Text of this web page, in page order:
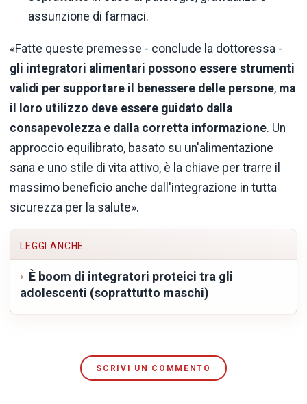
assunzione di farmaci.
«Fatte queste premesse - conclude la dottoressa -
gli integratori alimentari possono essere strumenti
validi per supportare il benessere delle persone, ma
il loro utilizzo deve essere guidato dalla
consapevolezza e dalla corretta informazione. Un
approccio equilibrato, basato su un'alimentazione
sana e uno stile di vita attivo, è la chiave per trarre il
massimo beneficio anche dall'integrazione in tutta
sicurezza per la salute».
LEGGI ANCHE
È boom di integratori proteici tra gli
adolescenti (soprattutto maschi)
SCRIVI UN COMMENTO